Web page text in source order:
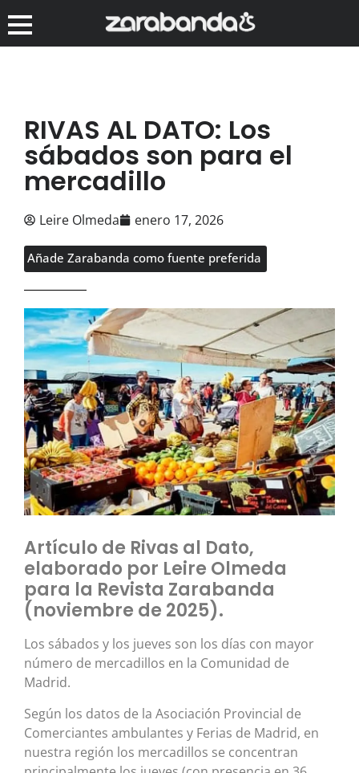
RIVAS AL DATO: Los
sábados son para el
mercadillo
Leire Olmeda enero 17, 2026
Añade Zarabanda como fuente preferida
Artículo de Rivas al Dato,
elaborado por Leire Olmeda
para la Revista Zarabanda
(noviembre de 2025).
Los sábados y los jueves son los días con mayor
número de mercadillos en la Comunidad de
Madrid.
Según los datos de la Asociación Provincial de
Comerciantes ambulantes y Ferias de Madrid, en
nuestra región los mercadillos se concentran